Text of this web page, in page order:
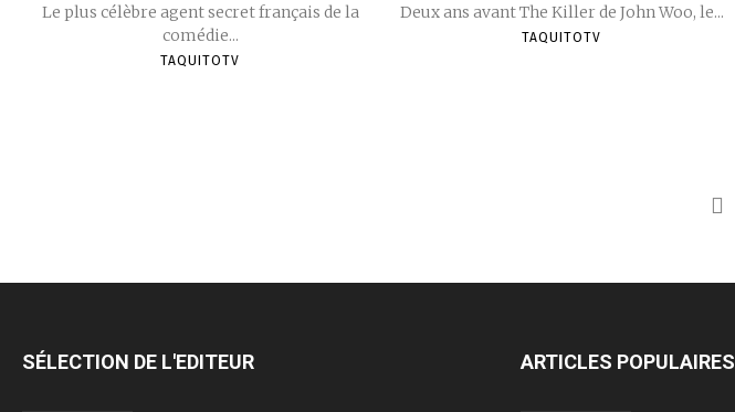
Le plus célèbre agent secret français de la
comédie...
TAQUITOTV
Deux ans avant The Killer de John Woo, le...
TAQUITOTV
SÉLECTION DE L'EDITEUR ARTICLES POPULAIRES